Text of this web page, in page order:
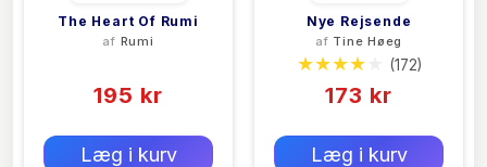
The Heart Of Rumi
af Rumi
195 kr
Læg i kurv
Nye Rejsende
af Tine Høeg
(172)
173 kr
Læg i kurv